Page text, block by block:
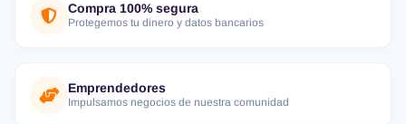
Compra 100% segura
Protegemos tu dinero y datos bancarios
Emprendedores
Impulsamos negocios de nuestra comunidad